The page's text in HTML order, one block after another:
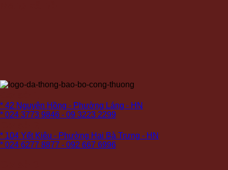
* 42 Nguyên Hồng - Phường Láng - HN
* 024 3773 9846 - 09 3223 2299
* 104 Yết Kiêu - Phường Hai Bà Trưng - HN
* 024 6277 8877 - 092 667 6996